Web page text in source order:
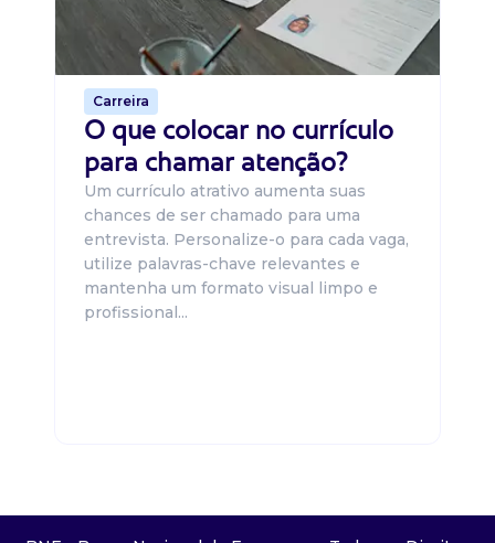
Carreira
O que colocar no currículo
para chamar atenção?
Um currículo atrativo aumenta suas
chances de ser chamado para uma
entrevista. Personalize-o para cada vaga,
utilize palavras-chave relevantes e
mantenha um formato visual limpo e
profissional...